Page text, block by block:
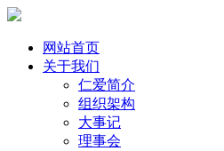
网站首页
关于我们
仁爱简介
组织架构
大事记
理事会